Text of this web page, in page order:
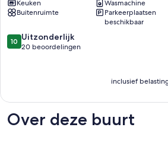
-
Ngaroma
Keuken
Wasmachine
Buitenruimte
Parkeerplaatsen
beschikbaar
10.0
van
10 Uitzonderlijk
20 beoordelingen
inclusief
Over deze buurt